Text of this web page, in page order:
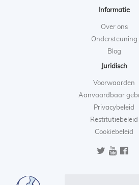
Informatie
Over ons
Ondersteuning
Blog
Juridisch
Voorwaarden
Aanvaardbaar
Privacybeleid
Restitutiebeleid
Cookiebeleid